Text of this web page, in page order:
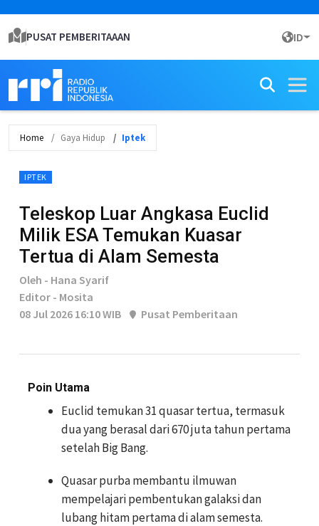
PUSAT PEMBERITAAAN ID
Home Gaya Hidup Iptek
IPTEK
Teleskop Luar Angkasa Euclid
Milik ESA Temukan Kuasar
Tertua di Alam Semesta
Oleh - Hana Syarif
Editor - Mosita
08 Jul 2026 16:10 WIB
Pusat Pemberitaan
Poin Utama
Euclid temukan 31 quasar tertua, termasuk
dua yang berasal dari 670 juta tahun pertama
setelah Big Bang.
Quasar purba membantu ilmuwan
mempelajari pembentukan galaksi dan
lubang hitam pertama di alam semesta.